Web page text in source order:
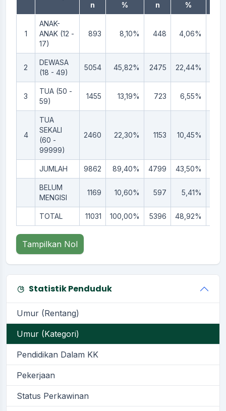
Statistik Penduduk
Umur (Rentang)
Umur (Kategori)
Pendidikan Dalam KK
Pekerjaan
Status Perkawinan
n % n %
1
ANAK-
ANAK (12 -
17)
893 8,10% 448 4,06%
2
DEWASA
(18 - 49)
5054 45,82% 2475 22,44%
3
TUA (50 -
59)
1455 13,19% 723 6,55%
4
TUA
SEKALI
(60 -
99999)
2460 22,30% 1153 10,45%
JUMLAH 9862 89,40% 4799 43,50%
BELUM
MENGISI
1169 10,60% 597 5,41%
TOTAL 11031 100,00% 5396 48,92%
Tampilkan Nol